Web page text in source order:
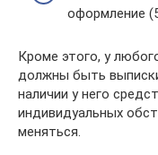
оформление
Кроме этого, у
должны быть
наличии у него
индивидуальных
меняться.